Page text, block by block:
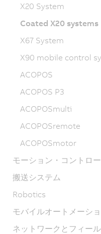
X20 System
Coated X20 systems
X67 System
X90 mobile control
ACOPOS
ACOPOS P3
ACOPOSmulti
ACOPOSremote
ACOPOSmotor
モーション・コントロ
搬送システム
Robotics
モバイルオートメーシ
ネットワークとフィー